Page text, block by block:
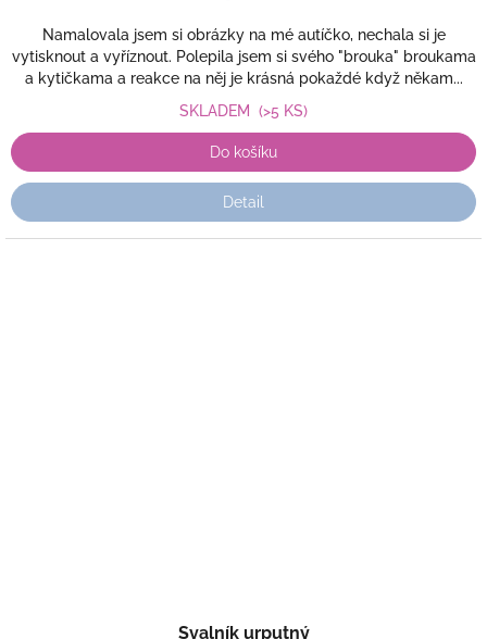
Namalovala jsem si obrázky na mé autíčko, nechala si je
vytisknout a vyříznout. Polepila jsem si svého "brouka" broukama
a kytičkama a reakce na něj je krásná pokaždé když někam...
SKLADEM (>5 KS)
Do košíku
Detail
Svalník urputný